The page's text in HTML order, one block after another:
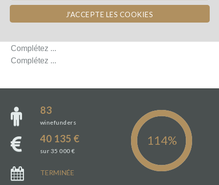
J'ACCEPTE LES COOKIES
Complétez ...
Complétez ...
83
winefunders
40 135 €
sur 35 000 €
TERMINÉE